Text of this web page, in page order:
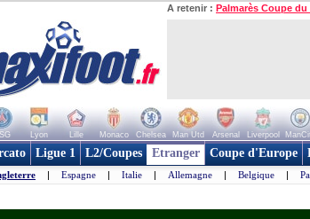
A retenir : Palmarès Coupe du
Lyon Lille Monaco Chelsea Man Utd Arsenal Liverpool
Ligue 1 L2/Coupes Etranger Coupe d'Europe
| Espagne | Italie | Allemagne | Belgique |